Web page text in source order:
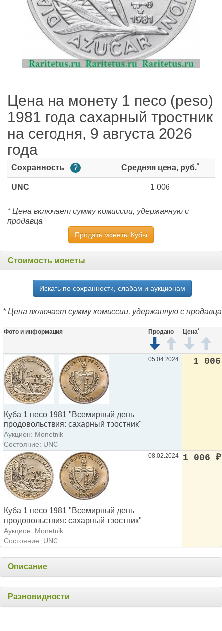
Цена на монету 1 песо (peso)
1981 года сахарный тростник
на сегодня, 9 августа 2026
года
Сохранность ? Средняя цена, руб.*
UNC 1 006
* Цена включает сумму комиссии, удержанную с
продавца
Продать монеты Кубы
Стоимость монеты
Искать по сохранности, слабам и аукционам
* Цена включает сумму комиссии, удержанную с продавца
Фото и информация Продано Цена*
Куба 1 песо 1981 "Всемирный день
продовольствия: сахарный тростник"
Аукцион: Monetnik
Состояние: UNC
05.04.2024 1 006
Куба 1 песо 1981 "Всемирный день
продовольствия: сахарный тростник"
Аукцион: Monetnik
Состояние: UNC
08.02.2024 1 006 ₽
Описание
Разновидности